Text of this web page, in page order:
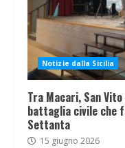
Notizie dalla Sicilia
Tra Macari, San
battaglia civile che
Settanta
15 giugno 2026